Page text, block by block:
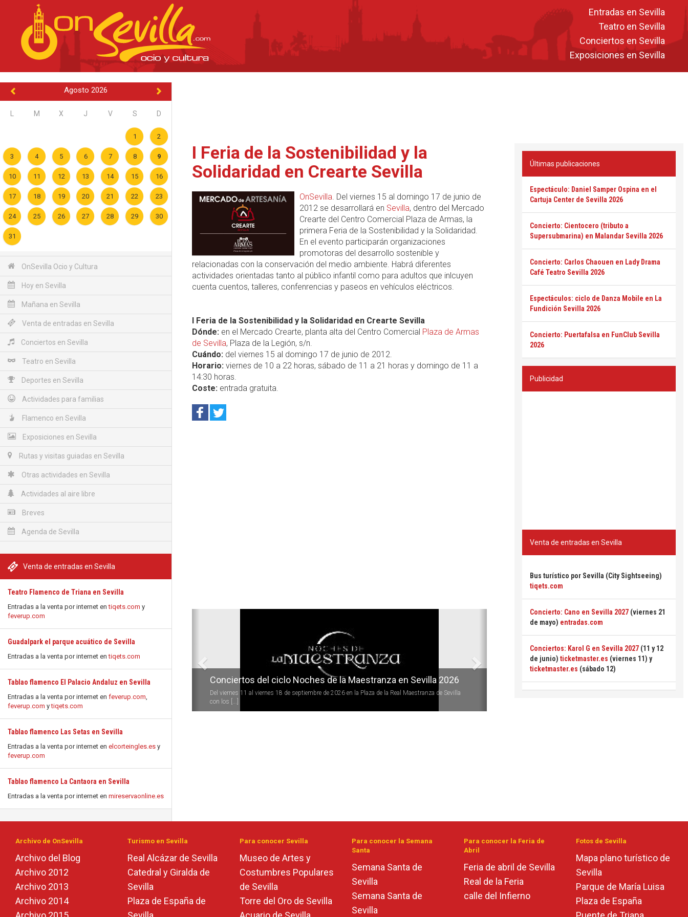
Entradas en Sevilla
Teatro en Sevilla
Conciertos en Sevilla
Exposiciones en Sevilla
Agosto 2026
M X J V S D
1 2
3 4 5 6 7 8 9
10 11 12 13 14 15 16
17 18 19 20 21 22 23
24 25 26 27 28 29 30
31
OnSevilla Ocio y Cultura
Hoy en Sevilla
Mañana en Sevilla
Venta de entradas en Sevilla
Conciertos en Sevilla
Teatro en Sevilla
Deportes en Sevilla
Actividades para familias
Flamenco en Sevilla
Exposiciones en Sevilla
Rutas y visitas guiadas en Sevilla
Otras actividades en Sevilla
Actividades al aire libre
Breves
Agenda de Sevilla
Venta de entradas en Sevilla
Teatro Flamenco de Triana en Sevilla
Entradas a la venta por internet entiqets.com y
feverup.com
Guadalpark el parque acuático de Sevilla
Entradas a la venta por internet entiqets.com
Tablao flamenco El Palacio Andaluz en Sevilla
Entradas a la venta por internet en feverup.com,
feverup.com ytiqets.com
Tablao flamenco Las Setas en Sevilla
Entradas a la venta por internet en elcorteingles.es y
feverup.com
Tablao flamenco La Cantaora en Sevilla
Entradas a la venta por internet en mireservaonline.es
I Feria de la Sostenibilidad y la
Solidaridad en Crearte Sevilla
OnSevilla. Del viernes 15 al domingo 17 de junio de
2012 se desarrollará en Sevilla, dentro del Mercado
Crearte del Centro Comercial Plaza de Armas, la
primera Feria de la Sostenibilidad y la Solidaridad.
En el evento participarán organizaciones
promotoras del desarrollo sostenible y
relacionadas con la conservación del medio ambiente. Habrá diferentes
actividades orientadas tanto al público infantil como para adultos que inlcuyen
cuenta cuentos, talleres, confenrencias y paseos en vehículos eléctricos.
I Feria de la Sostenibilidad y la Solidaridad en Crearte Sevilla
Dónde: en el Mercado Crearte, planta alta del Centro Comercial Plaza de Armas
de Sevilla, Plaza de la Legión, s/n.
Cuándo: del viernes 15 al domingo 17 de junio de 2012.
Horario: viernes de 10 a 22 horas, sábado de 11 a 21 horas y domingo de 11 a
14:30 horas.
Coste: entrada gratuita.
Conciertos del ciclo Noches de la Maestranza en Sevilla 2026
Del viernes 11 al viernes 18 de septiembre de 2026 en la Plaza de la Real Maestranza de Sevilla
con los [...]
Últimas publicaciones
Espectáculo: Daniel Samper Ospina en el
Cartuja Center de Sevilla 2026
Concierto: Cientocero (tributo a
Supersubmarina) en Malandar Sevilla 2026
Concierto: Carlos Chaouen en Lady Drama
Café Teatro Sevilla 2026
Espectáculos: ciclo de Danza Mobile en La
Fundición Sevilla 2026
Concierto: Puertafalsa en FunClub Sevilla
2026
Publicidad
Venta de entradas en Sevilla
Bus turístico por Sevilla (City Sightseeing)
tiqets.com
Concierto: Cano en Sevilla 2027 (viernes 21
de mayo) entradas.com
Conciertos: Karol G en Sevilla 2027 (11 y 12
de junio) ticketmaster.es (viernes 11) y
ticketmaster.es (sábado 12)
Archivo de OnSevilla
Archivo del Blog
Archivo 2012
Archivo 2013
Archivo 2014
Turismo en Sevilla
Real Alcázar de Sevilla
Catedral y Giralda de
Sevilla
Plaza de España de
Para conocer Sevilla
Museo de Artes y
Costumbres Populares
de Sevilla
Torre del Oro de Sevilla
Para conocer la Semana
Santa
Semana Santa de
Sevilla
Semana Santa de
Sevilla
Para conocer la Feria de
Abril
Feria de abril de Sevilla
Real de la Feria
calle del Infierno
Fotos de Sevilla
Mapa plano turístico de
Sevilla
Parque de María Luisa
Plaza de España